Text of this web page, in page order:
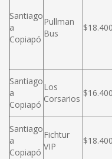
Santiago
a
Copiapó
Pullman
Bus
$18.400
Santiago
a
Copiapó
Los
Corsarios
$16.400
Santiago
a
Copiapó
Fichtur
VIP
$18.400